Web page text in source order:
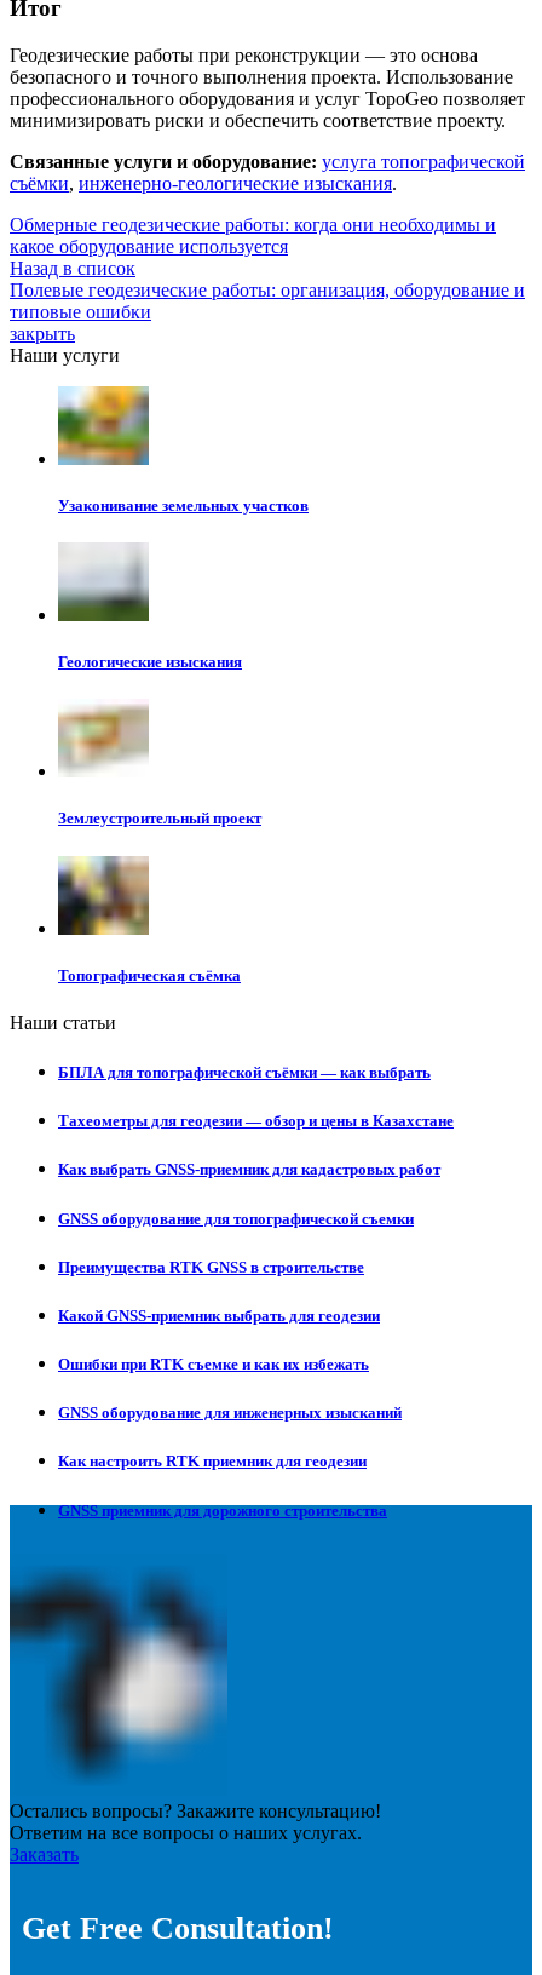
Итог
Геодезические работы при реконструкции — это основа
безопасного и точного выполнения проекта. Использование
профессионального оборудования и услуг TopoGeo позволяет
минимизировать риски и обеспечить соответствие проекту.
Связанные услуги и оборудование: услуга топографической
съёмки, инженерно-геологические изыскания.
Обмерные геодезические работы: когда они необходимы и
какое оборудование используется
Назад в список
Полевые геодезические работы: организация, оборудование и
типовые ошибки
закрыть
Наши услуги
Узаконивание земельных участков
Геологические изыскания
Землеустроительный проект
Топографическая съёмка
Наши статьи
БПЛА для топографической съёмки — как выбрать
Тахеометры для геодезии — обзор и цены в Казахстане
Как выбрать GNSS-приемник для кадастровых работ
GNSS оборудование для топографической съемки
Преимущества RTK GNSS в строительстве
Какой GNSS-приемник выбрать для геодезии
Ошибки при RTK съемке и как их избежать
GNSS оборудование для инженерных изысканий
Как настроить RTK приемник для геодезии
GNSS приемник для дорожного строительства
Остались вопросы? Закажите консультацию!
Ответим на все вопросы о наших услугах.
Заказать
Get Free Consultation!